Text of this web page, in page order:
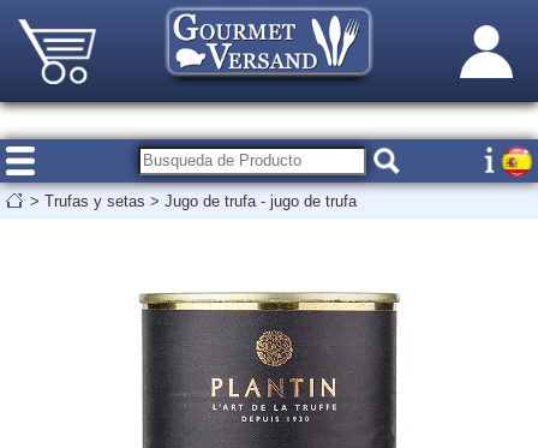
> Trufas y setas > Jugo de trufa - jugo de trufa